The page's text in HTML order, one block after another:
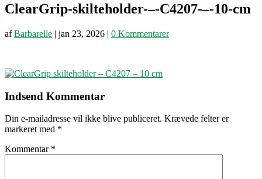
ClearGrip-skilteholder-–-C4207-–-10-cm
afBarbarelle | jan 23, 2026 | 0 Kommentarer
Indsend Kommentar
Din e-mailadresse vil ikke blive publiceret. Krævede felter er
markeret med *
Kommentar *